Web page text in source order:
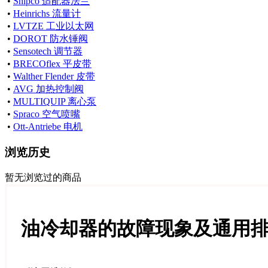
• Heinrichs 流量计
• LVTZE 工业以太网
• DOROT 防水锤阀
• Sensotech 调节器
• BRECOflex 平皮带
• Walther Flender 皮带
• AVG 加热控制阀
• MULTIQUIP 离心泵
• Spraco 空气喷嘴
• Ott-Antriebe 电机
浏览历史
暂无浏览过的商品
油冷却器的故障现象及通用